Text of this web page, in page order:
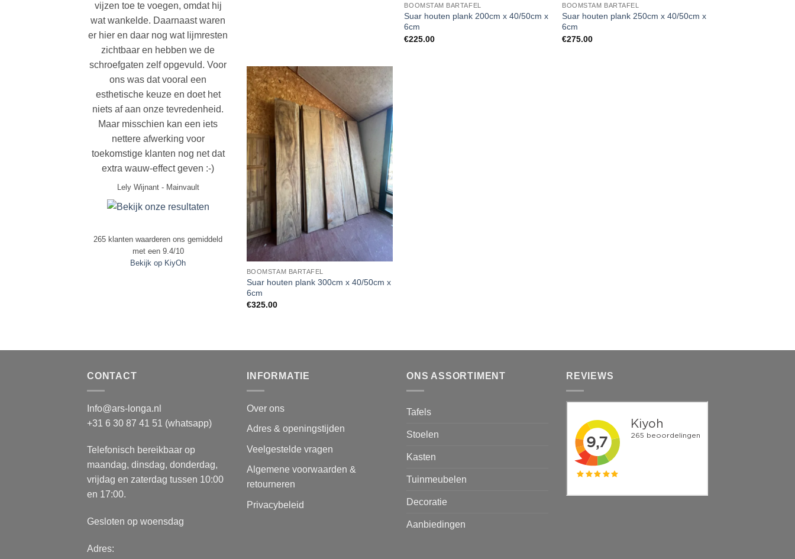
vijzen toe te voegen, omdat hij
wat wankelde. Daarnaast waren
er hier en daar nog wat lijmresten
zichtbaar en hebben we de
schroefgaten zelf opgevuld. Voor
ons was dat vooral een
esthetische keuze en doet het
niets af aan onze tevredenheid.
Maar misschien kan een iets
nettere afwerking voor
toekomstige klanten nog net dat
extra wauw-effect geven :-)
Lely Wijnant - Mainvault
265 klanten waarderen ons gemiddeld
met een 9.4/10
Bekijk op KiyOh
BOOMSTAM BARTAFEL
Suar houten plank 200cm x 40/50cm x
6cm
€225.00
BOOMSTAM BARTAFEL
Suar houten plank 250cm x 40/50cm x
6cm
€275.00
BOOMSTAM BARTAFEL
Suar houten plank 300cm x 40/50cm x
6cm
€325.00
CONTACT
Info@ars-longa.nl
+31 6 30 87 41 51 (whatsapp)
Telefonisch bereikbaar op
maandag, dinsdag, donderdag,
vrijdag en zaterdag tussen 10:00
en 17:00.
Gesloten op woensdag
Adres:
INFORMATIE
Over ons
Adres & openingstijden
Veelgestelde vragen
Algemene voorwaarden &
retourneren
Privacybeleid
ONS ASSORTIMENT
Tafels
Stoelen
Kasten
Tuinmeubelen
Decoratie
Aanbiedingen
REVIEWS